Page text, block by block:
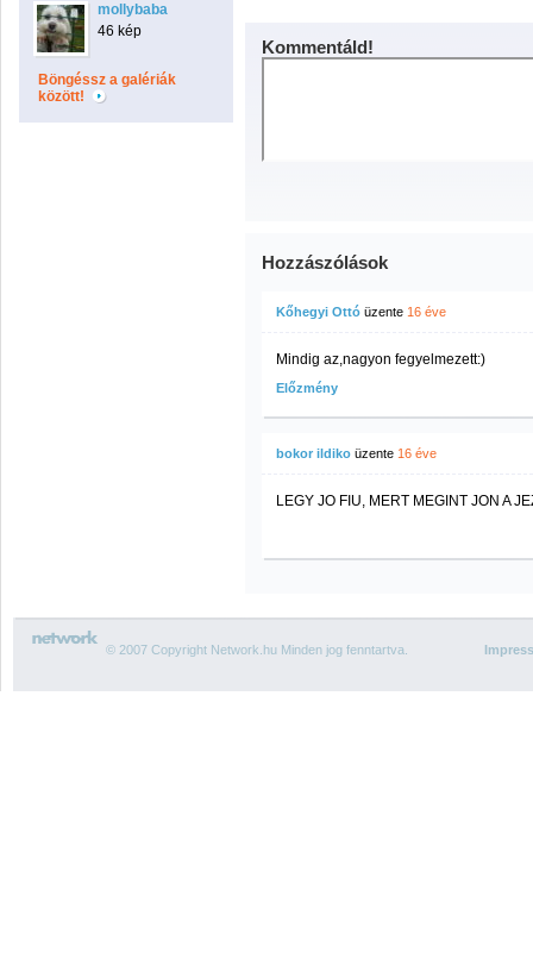
mollybaba
46 kép
Böngéssz a galériák
között!
Kommentáld!
Hozzászólások
Kőhegyi Ottó üzente 16 éve
Mindig az,nagyon fegyelmezett:)
Előzmény
bokor ildiko üzente 16 éve
LEGY JO FIU, MERT MEGINT JON A
© 2007 Copyright Network.hu Minden jog fenntartva.